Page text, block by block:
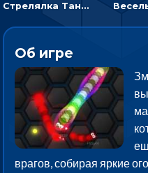
Стрелялка Танковые войны: бить по танку врага, чтобы уничтожить зло
Об игре
врагов, собирая яркие